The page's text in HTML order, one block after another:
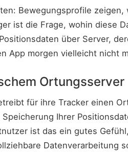
Bewegungsprofile
ist die Frage, wohin diese
über Server,
App morgen vielleicht nicht
Ortungsserver
für ihre Tracker einen
Ihrer
ist das ein gutes
Datenverarbeitung